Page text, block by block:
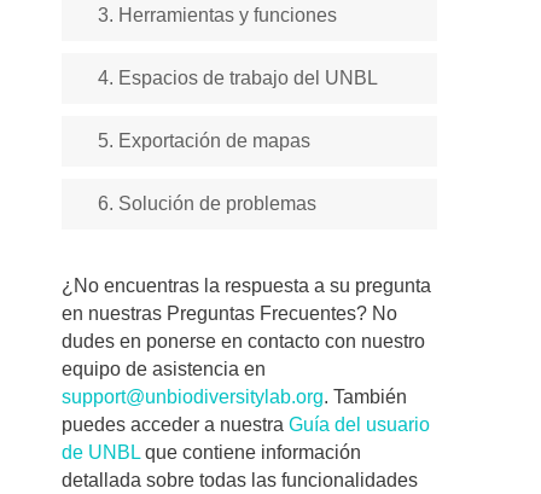
3. Herramientas y funciones
4. Espacios de trabajo del UNBL
5. Exportación de mapas
6. Solución de problemas
¿No encuentras la respuesta a su pregunta
en nuestras Preguntas Frecuentes? No
dudes en ponerse en contacto con nuestro
equipo de asistencia en
support@unbiodiversitylab.org. También
puedes acceder a nuestra Guía del usuario
de UNBLque contiene información
detallada sobre todas las funcionalidades